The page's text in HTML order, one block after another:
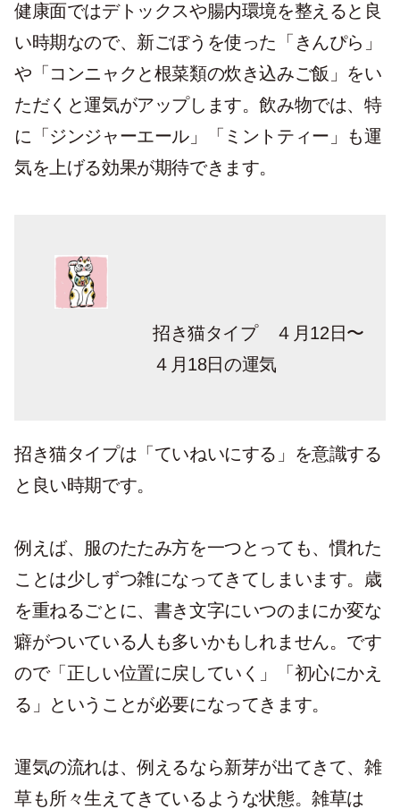
健康面ではデトックスや腸内環境を整えると良
い時期なので、新ごぼうを使った「きんぴら」
や「コンニャクと根菜類の炊き込みご飯」をい
ただくと運気がアップします。飲み物では、特
に「ジンジャーエール」「ミントティー」も運
気を上げる効果が期待できます。
招き猫タイプ ４月12日〜
４月18日の運気
招き猫タイプは「ていねいにする」を意識する
と良い時期です。
例えば、服のたたみ方を一つとっても、慣れた
ことは少しずつ雑になってきてしまいます。歳
を重ねるごとに、書き文字にいつのまにか変な
癖がついている人も多いかもしれません。です
ので「正しい位置に戻していく」「初心にかえ
る」ということが必要になってきます。
運気の流れは、例えるなら新芽が出てきて、雑
草も所々生えてきているような状態。雑草は